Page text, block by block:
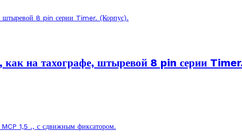
на тахографе, штыревой 8 pin серии